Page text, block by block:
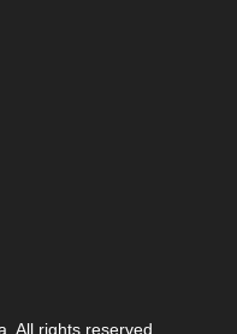
All rights reserved.